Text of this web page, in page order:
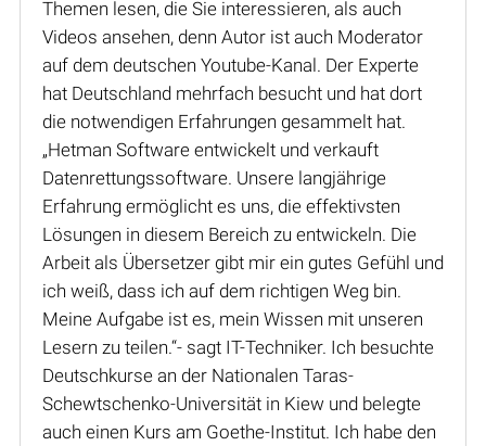
Themen lesen, die Sie interessieren, als auch
Videos ansehen, denn Autor ist auch Moderator
auf dem deutschen Youtube-Kanal. Der Experte
hat Deutschland mehrfach besucht und hat dort
die notwendigen Erfahrungen gesammelt hat.
„Hetman Software entwickelt und verkauft
Datenrettungssoftware. Unsere langjährige
Erfahrung ermöglicht es uns, die effektivsten
Lösungen in diesem Bereich zu entwickeln. Die
Arbeit als Übersetzer gibt mir ein gutes Gefühl und
ich weiß, dass ich auf dem richtigen Weg bin.
Meine Aufgabe ist es, mein Wissen mit unseren
Lesern zu teilen.“- sagt IT-Techniker. Ich besuchte
Deutschkurse an der Nationalen Taras-
Schewtschenko-Universität in Kiew und belegte
auch einen Kurs am Goethe-Institut. Ich habe den